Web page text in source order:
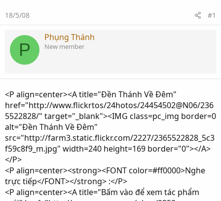
18/5/08 #1
P
Phụng Thánh
New member
<P align=center><A title="Đền Thánh Về Đêm"
href="http://www.flickrtos/24hotos/24454502@N06/236
5522828/" target="_blank"><IMG class=pc_img border=0
alt="Đền Thánh Về Đêm"
src="http://farm3.static.flickr.com/2227/2365522828_5c3
f59c8f9_m.jpg" width=240 height=169 border="0"></A>
</P>
<P align=center><strong><FONT color=#ff0000>Nghe
trực tiếp</FONT></strong> :</P>
<P align=center><A title="Bấm vào để xem tác phẩm